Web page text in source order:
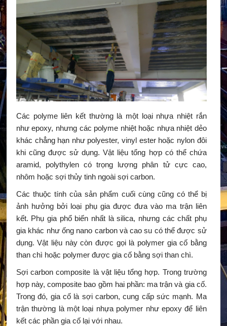
Các polyme liên kết thường là một loại nhựa nhiệt rắn
như epoxy, nhưng các polyme nhiệt hoặc nhựa nhiệt dẻo
khác chẳng hạn như polyester, vinyl ester hoặc nylon đôi
khi cũng được sử dụng. Vật liệu tổng hợp có thể chứa
aramid, polythylen có trọng lượng phân tử cực cao,
nhôm hoặc sợi thủy tinh ngoài sợi carbon.
Các thuộc tính của sản phẩm cuối cùng cũng có thể bị
ảnh hưởng bởi loại phụ gia được đưa vào ma trận liên
kết. Phụ gia phổ biến nhất là silica, nhưng các chất phụ
gia khác như ống nano carbon và cao su có thể được sử
dụng. Vật liệu này còn được gọi là polymer gia cố bằng
than chì hoặc polymer được gia cố bằng sợi than chì.
Sợi carbon composite là vật liệu tổng hợp. Trong trường
hợp này, composite bao gồm hai phần: ma trận và gia cố.
Trong đó, gia cố là sợi carbon, cung cấp sức mạnh. Ma
trận thường là một loại nhựa polymer như epoxy để liên
kết các phần gia cố lại với nhau.